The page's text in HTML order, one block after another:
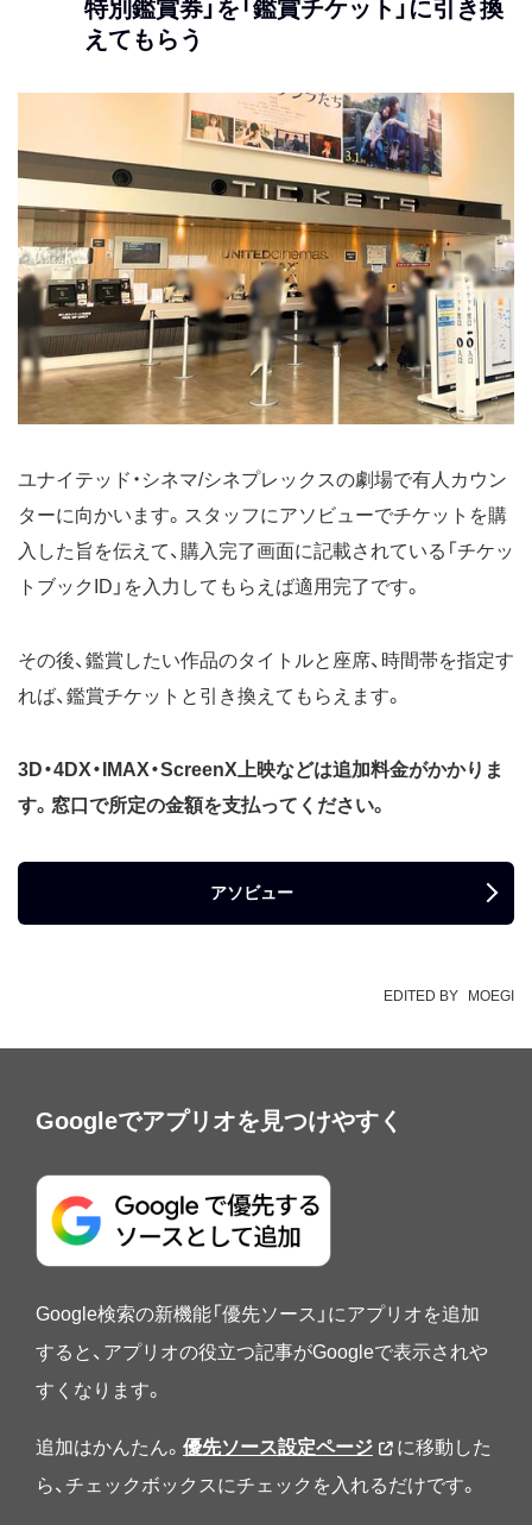
特別鑑賞券」を「鑑賞チケット」に引き換
えてもらう
ユナイテッド・シネマ/シネプレックスの劇場で有人カウン
ターに向かいます。スタッフにアソビューでチケットを購
入した旨を伝えて、購入完了画面に記載されている「チケッ
トブックID」を入力してもらえば適用完了です。
その後、鑑賞したい作品のタイトルと座席、時間帯を指定す
れば、鑑賞チケットと引き換えてもらえます。
3D・4DX・IMAX・ScreenX上映などは追加料金がかかりま
す。窓口で所定の金額を支払ってください。
アソビュー
EDITED BY MOEGI
Googleでアプリオを見つけやすく
Google検索の新機能「優先ソース」にアプリオを追加
すると、アプリオの役立つ記事がGoogleで表示されや
すくなります。
追加はかんたん。 優先ソース設定ページ
に移動した
ら、チェックボックスにチェックを入れるだけです。